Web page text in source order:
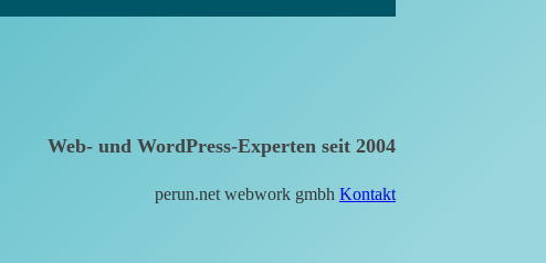
Web- und WordPress-Experten seit 2004
perun.net webwork gmbh Kontakt